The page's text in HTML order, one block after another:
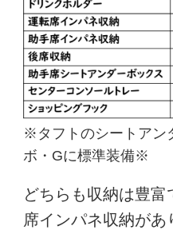
※タフトのシートアン
ボ・Gに標準装備※
どちらも収納は豊
席インパネ収納があ